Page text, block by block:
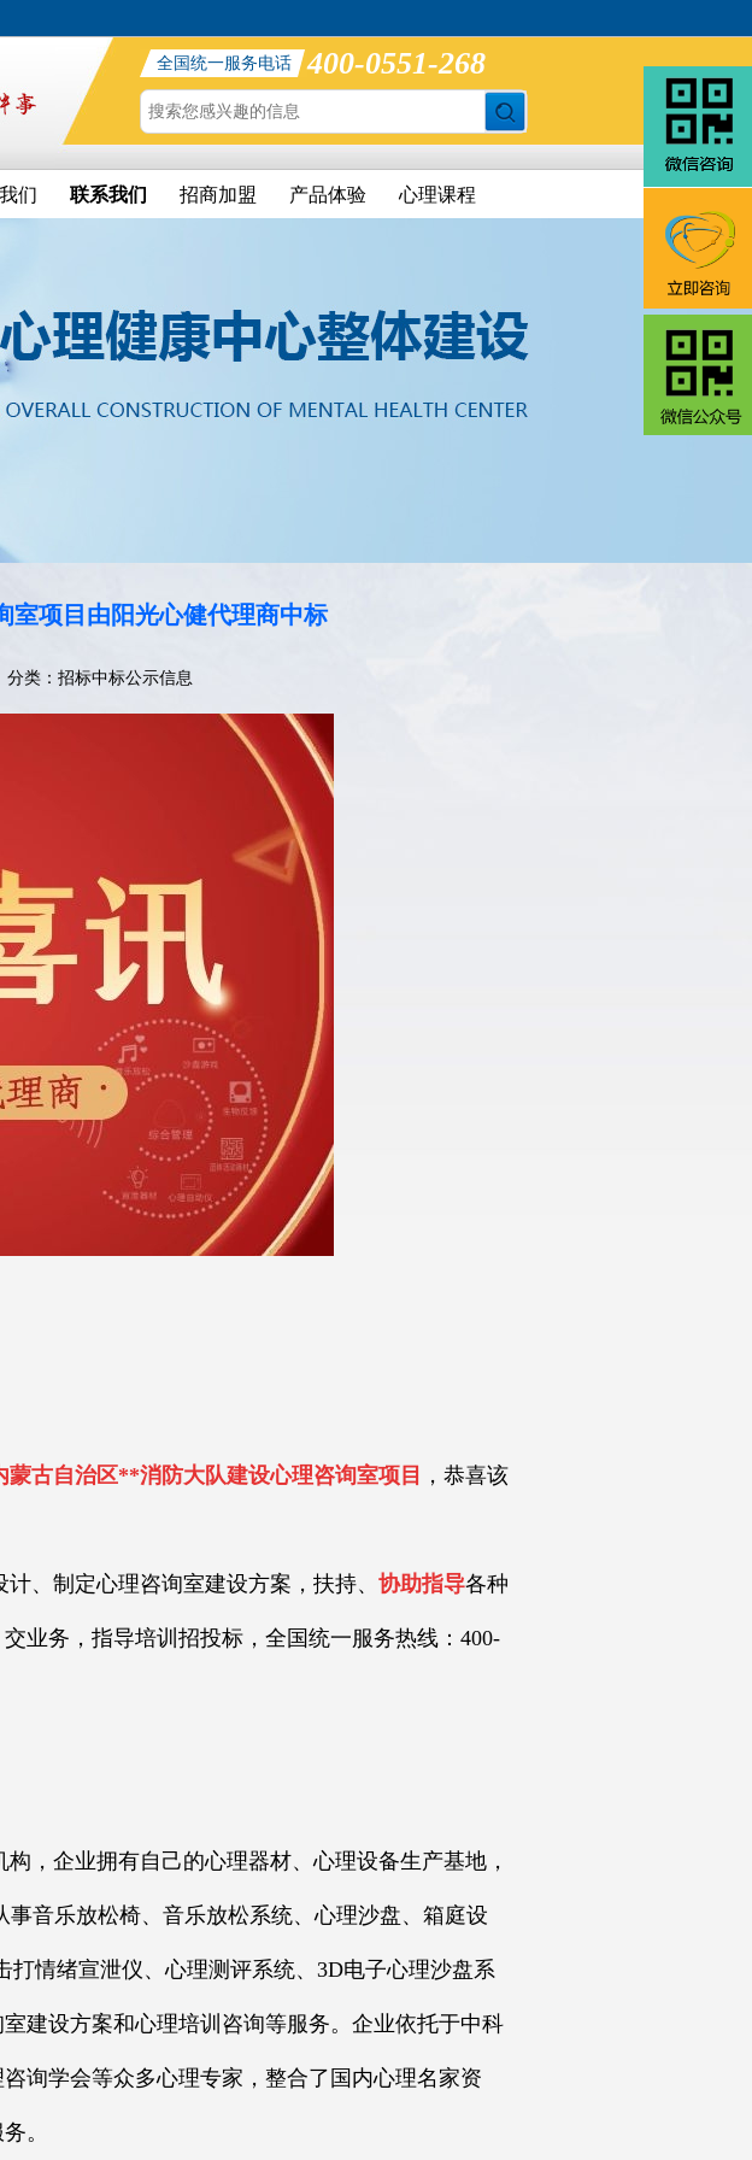
全国统一服务电话 400-0551-268
们 联系我们 招商加盟 产品体验 心理课程
室项目由阳光心健代理商中标
类： 招标中标公示信息
蒙古自治区**消防大队建设心理咨询室项目 ，恭喜该
、制定心理咨询室建设方案，扶持、 协助指导各种
业务，指导培训招投标，全国统一服务热线：400-
企业拥有自己的心理器材、心理设备生产基地，
音乐放松椅、音乐放松系统、心理沙盘、箱庭设
情绪宣泄仪、心理测评系统、3D电子心理沙盘系
建设方案和心理培训咨询等服务。企业依托于中科
询学会等众多心理专家，整合了国内心理名家资
。